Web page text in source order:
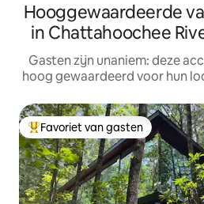
Hooggewaardeerde
in Chattahoochee
Gasten zijn unaniem: deze
hoog gewaardeerd voor hun
Topfavoriet van gasten
Favoriet van gasten